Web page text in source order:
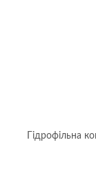
Гідрофільна